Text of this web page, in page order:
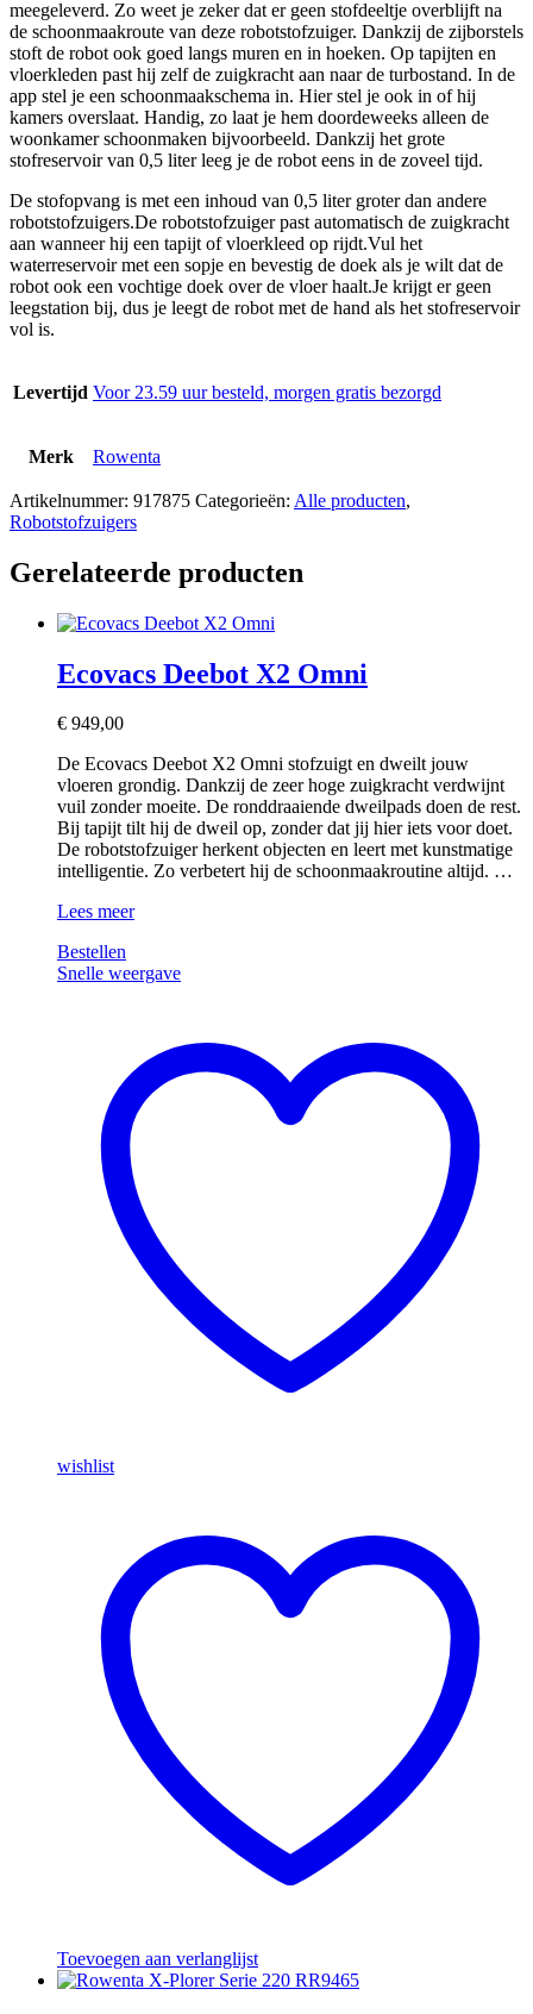
meegeleverd. Zo weet je zeker dat er geen stofdeeltje overblijft na
de schoonmaakroute van deze robotstofzuiger. Dankzij de zijborstels
stoft de robot ook goed langs muren en in hoeken. Op tapijten en
vloerkleden past hij zelf de zuigkracht aan naar de turbostand. In de
app stel je een schoonmaakschema in. Hier stel je ook in of hij
kamers overslaat. Handig, zo laat je hem doordeweeks alleen de
woonkamer schoonmaken bijvoorbeeld. Dankzij het grote
stofreservoir van 0,5 liter leeg je de robot eens in de zoveel tijd.
De stofopvang is met een inhoud van 0,5 liter groter dan andere
robotstofzuigers.De robotstofzuiger past automatisch de zuigkracht
aan wanneer hij een tapijt of vloerkleed op rijdt.Vul het
waterreservoir met een sopje en bevestig de doek als je wilt dat de
robot ook een vochtige doek over de vloer haalt.Je krijgt er geen
leegstation bij, dus je leegt de robot met de hand als het stofreservoir
vol is.
Levertijd Voor 23.59 uur besteld, morgen gratis bezorgd
Merk Rowenta
Artikelnummer: 917875 Categorieën: Alle producten,
Robotstofzuigers
Gerelateerde producten
Ecovacs Deebot X2 Omni
€ 949,00
De Ecovacs Deebot X2 Omni stofzuigt en dweilt jouw
vloeren grondig. Dankzij de zeer hoge zuigkracht verdwijnt
vuil zonder moeite. De ronddraaiende dweilpads doen de rest.
Bij tapijt tilt hij de dweil op, zonder dat jij hier iets voor doet.
De robotstofzuiger herkent objecten en leert met kunstmatige
intelligentie. Zo verbetert hij de schoonmaakroutine altijd. …
Ecovacs
X2
Omni
Lees meer
Bestellen
Snelle weergave
wishlist
Toevoegen aan verlanglijst